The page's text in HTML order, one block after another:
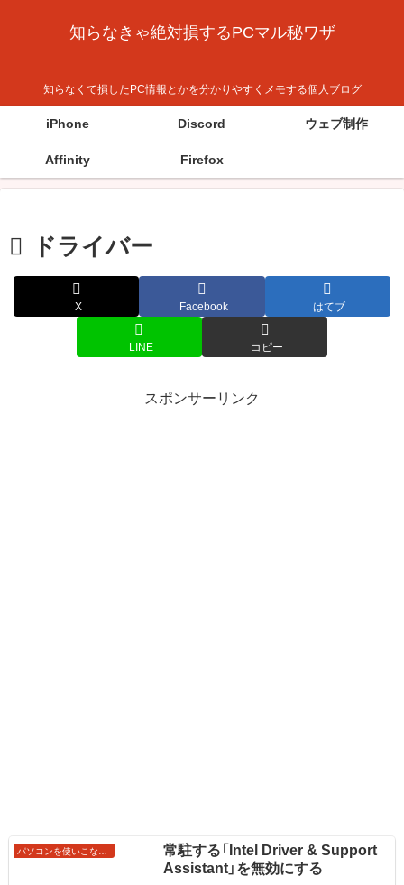
知らなきゃ絶対損するPCマル秘ワザ
知らなくて損したPC情報とかを分かりやすくメモする個人ブログ
iPhone Discord ウェブ制作
Affinity Firefox
ドライバー
X Facebook はてブ
LINE コピー
スポンサーリンク
常駐する「Intel Driver & Support
Assistant」を無効にする